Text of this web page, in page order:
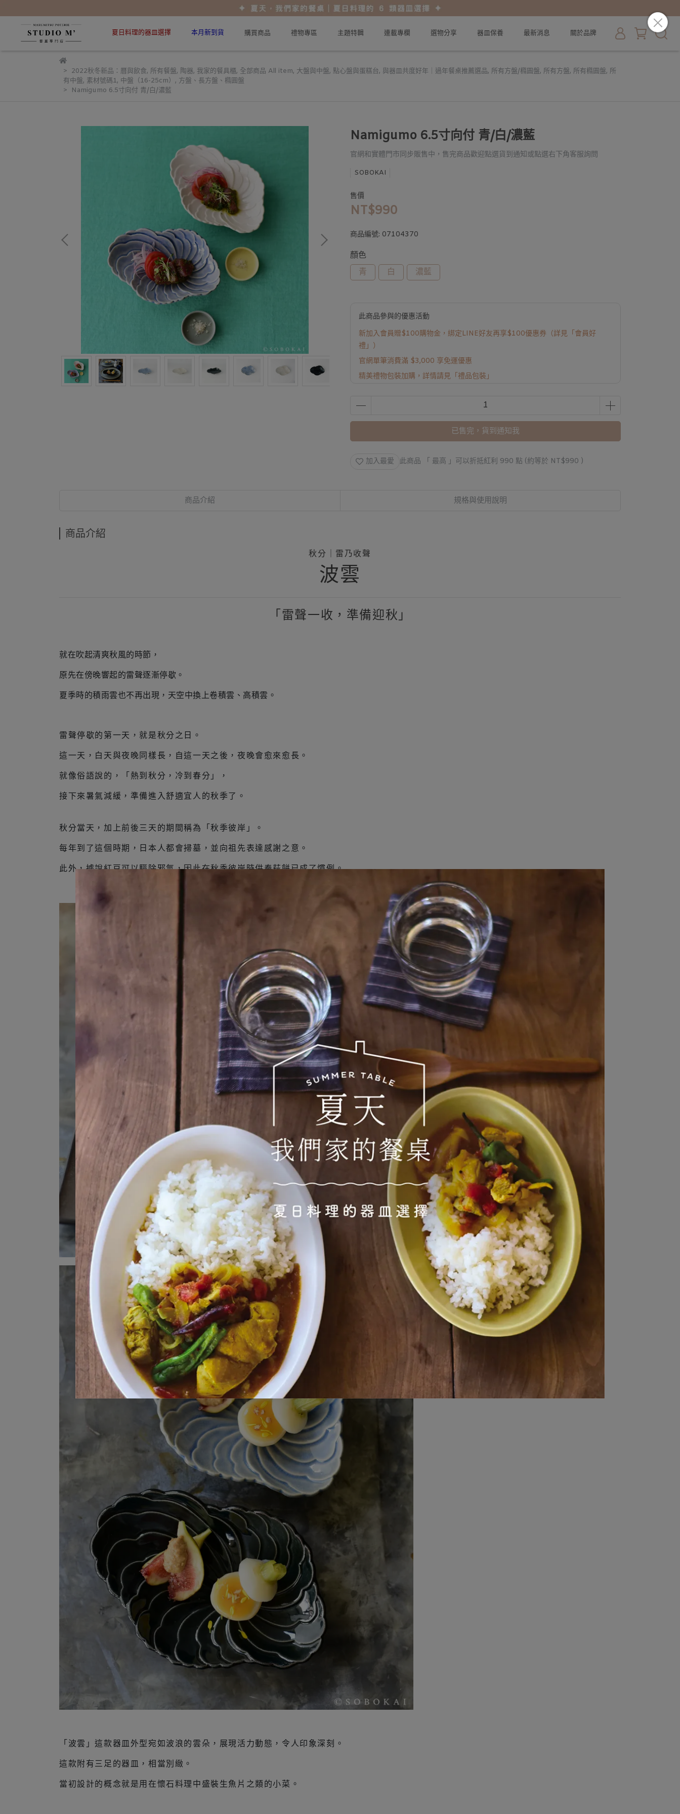
夏日料理的器皿選擇 本月新到貨 購買商品 禮物專區 主題特輯 連載專欄 選物分享 器皿保養 最新消息 關於品牌
2022秋冬新品：曆與飲食, 所有餐盤, 陶器, 我家的餐具櫃, 全部商品 All item, 大盤與中盤, 點心盤與蛋糕台, 與器皿共度好年｜過年餐桌推薦選品, 所有方盤/橢圓盤, 所有方盤, 所有橢圓盤, 所
有中盤, 素材號碼1, 中盤（16-25cm） , 方盤、長方盤、橢圓盤
Namigumo 6.5寸向付 青/白/濃藍
Namigumo 6.5寸向付 青/白/濃藍
官網和實體門市同步販售中，售完商品歡迎點選貨到通知或點選右下角客服詢問
SOBOKAI
售價
NT$990
商品編號: 07104370
顏色
青
白 濃藍
此商品參與的優惠活動
新加入會員贈$100購物金，綁定LINE好友再享$100優惠券（詳見「會員好
禮」）
官網單筆消費滿 $3,000 享免運優惠
精美禮物包裝加購，詳情請見「禮品包裝」
已售完，貨到通知我
加入最愛 此商品 「 最高 」可以折抵紅利 990 點 (約等於 NT$990 )
商品介紹 規格與使用說明
商品介紹
秋分｜雷乃收聲
波雲
「雷聲一收，準備迎秋」
就在吹起清爽秋風的時節，
原先在傍晚響起的雷聲逐漸停歇。
夏季時的積雨雲也不再出現，天空中換上卷積雲、高積雲。
雷聲停歇的第一天，就是秋分之日。
這一天，白天與夜晚同樣長，自這一天之後，夜晚會愈來愈長。
就像俗語說的，「熱到秋分，冷到春分」，
接下來暑氣減緩，準備進入舒適宜人的秋季了。
秋分當天，加上前後三天的期間稱為「秋季彼岸」。
每年到了這個時期，日本人都會掃墓，並向祖先表達感謝之意。
此外，據說紅豆可以驅除邪氣，因此在秋季彼岸時供奉萩餅已成了慣例。
「波雲」這款器皿外型宛如波浪的雲朵，展現活力動態，令人印象深刻。
這款附有三足的器皿，相當別緻。
當初設計的概念就是用在懷石料理中盛裝生魚片之類的小菜。